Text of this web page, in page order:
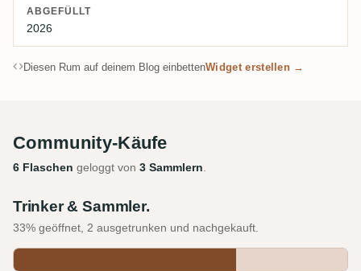
ABGEFÜLLT
2026
Diesen Rum auf deinem Blog einbettenWidget erstellen →
Community-Käufe
6 Flaschen geloggt von 3 Sammlern
Trinker & Sammler.
33% geöffnet, 2 ausgetrunken und nachgekauft.